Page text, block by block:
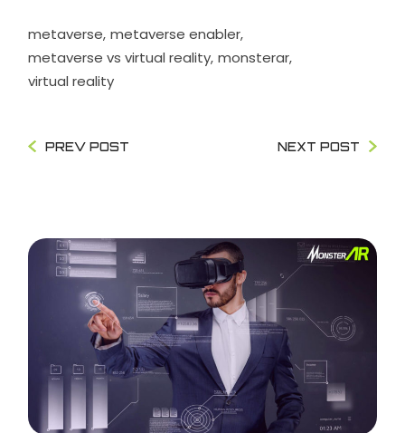
metaverse metaverse enabler
metaverse vs virtual reality monsterar
virtual reality
PREV POST NEXT POST